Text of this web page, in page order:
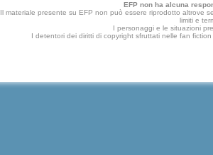
EFP non ha alcuna
Il materiale presente su EFP non può essere riprodotto altrove
limiti e
I personaggi e le situazioni
I detentori dei diritti di copyright sfruttati nelle fan